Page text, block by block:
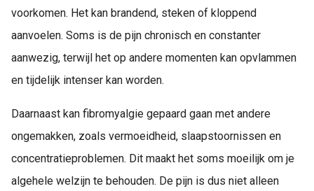
voorkomen. Het kan brandend, steken of kloppend
aanvoelen. Soms is de pijn chronisch en constanter
aanwezig, terwijl het op andere momenten kan opvlammen
en tijdelijk intenser kan worden.
Daarnaast kan fibromyalgie gepaard gaan met andere
ongemakken, zoals vermoeidheid, slaapstoornissen en
concentratieproblemen. Dit maakt het soms moeilijk om je
algehele welzijn te behouden. De pijn is dus niet alleen